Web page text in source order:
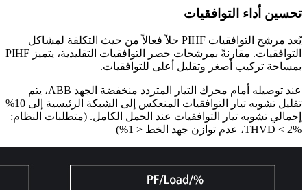
تحسين أداء التوافقيات
يُعد مرشح التوافقيات PIHF حلاً فعالاً من حيث التكلفة لمشاكل
التوافقيات. مقارنةً بمرشحات حصر التوافقيات التقليدية، يتميز PIHF
بمساحة تركيب أصغر وتقليل أعلى للتوافقيات.
عند توصيله أمام محرك التيار المتردد منخفضة الجهد ABB، يتم
تقليل تشويه تيار التوافقيات المنعكس إلى الشبكة الرئيسية إلى 10%
إجمالي تشويه تيار التوافقيات عند الحمل الكامل. (متطلبات النظام:
THVD < 2%، عدم توازن جهد الخط < 1%)